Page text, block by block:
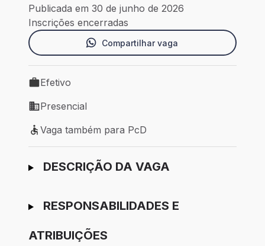
Publicada em 30 de junho de 2026
Inscrições encerradas
Compartilhar vaga
Tipo de vaga: Efetivo
Efetivo
Modelo de trabalho: Presencial
Presencial
Vaga também para PcD
Vaga também para PcD
Ir para candidatura
DESCRIÇÃO DA VAGA
RESPONSABILIDADES E
ATRIBUIÇÕES